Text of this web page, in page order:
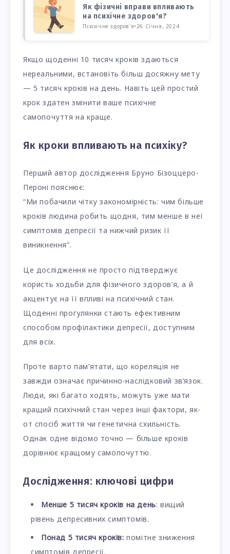
Як фізичні вправи впливають
на психічне здоров'я?
Психічне здоров'я•26 Січня, 2024
Якщо щоденні 10 тисяч кроків здаються
нереальними, встановіть більш досяжну мету
— 5 тисяч кроків на день. Навіть цей простий
крок здатен змінити ваше психічне
самопочуття на краще.
Як кроки впливають на психіку?
Перший автор дослідження Бруно Бізоццеро-
Пероні пояснює:
“Ми побачили чітку закономірність: чим більше
кроків людина робить щодня, тим менше в неї
симптомів депресії та нижчий ризик її
виникнення”.
Це дослідження не просто підтверджує
користь ходьби для фізичного здоров’я, а й
акцентує на її впливі на психічний стан.
Щоденні прогулянки стають ефективним
способом профілактики депресії, доступним
для всіх.
Проте варто пам’ятати, що кореляція не
завжди означає причинно-наслідковий зв’язок.
Люди, які багато ходять, можуть уже мати
кращий психічний стан через інші фактори, як-
от спосіб життя чи генетична схильність.
Однак одне відомо точно — більше кроків
дорівнює кращому самопочуттю.
Дослідження: ключові цифри
Менше 5 тисяч кроків на день: вищий
рівень депресивних симптомів.
Понад 5 тисяч кроків: помітне зниження
симптомів депресії.